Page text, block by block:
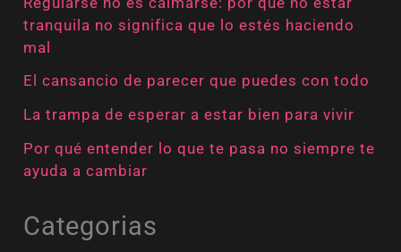
tranquila no significa que lo estés haciendo
mal
El cansancio de parecer que puedes con todo
La trampa de esperar a estar bien para vivir
Por qué entender lo que te pasa no siempre te
ayuda a cambiar
Categorias